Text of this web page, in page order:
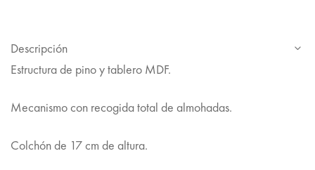
Descripción
Estructura de pino y tablero MDF.
Mecanismo con recogida total de almohadas.
Colchón de 17 cm de altura.